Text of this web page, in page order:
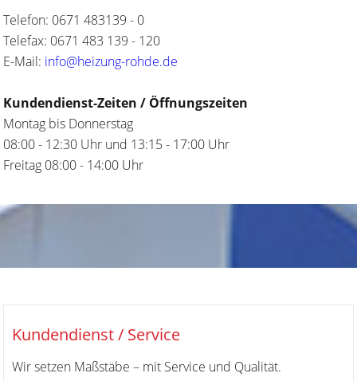
Telefon: 0671 483139 - 0
Telefax: 0671 483 139 - 120
E-Mail: info@heizung-rohde.de
Kundendienst-Zeiten / Öffnungszeiten
Montag bis Donnerstag
08:00 - 12:30 Uhr und 13:15 - 17:00 Uhr
Freitag 08:00 - 14:00 Uhr
Kundendienst / Service
Wir setzen Maßstäbe – mit Service und Qualität.